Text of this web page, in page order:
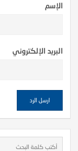
الإسم
البريد الإلكتروني